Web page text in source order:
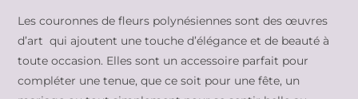
Les couronnes de fleurs polynésiennes sont des œuvres
d’art qui ajoutent une touche d’élégance et de beauté à
toute occasion. Elles sont un accessoire parfait pour
compléter une tenue, que ce soit pour une fête, un